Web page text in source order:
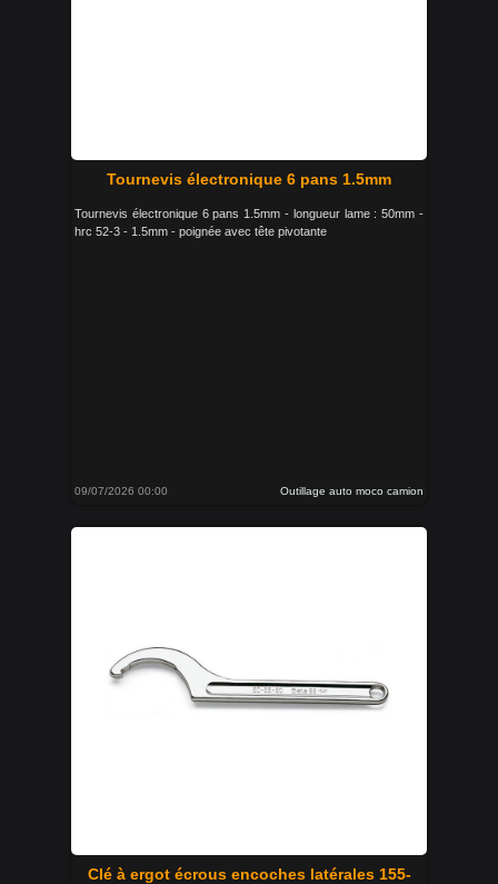
Tournevis électronique 6 pans 1.5mm
Tournevis électronique 6 pans 1.5mm - longueur lame : 50mm -
hrc 52-3 - 1.5mm - poignée avec tête pivotante
09/07/2026 00:00 Outillage auto moco camion
Clé à ergot écrous encoches latérales 155-